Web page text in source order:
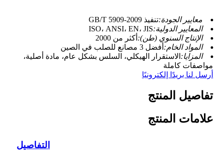
معايير الجودة:تنفيذ GB/T 5909-2009
المعايير الدولية:ISO، ANSI، EN، JIS
الإنتاج السنوي (طن): أكثر من 2000
المواد الخام: أفضل 3 مصانع للصلب في الصين
المزايا: الاستقرار الهيكلي، السلس بشكل عام، مادة أصلية،
مواصفات كاملة
أرسل لنا بريدًا إلكترونيًا
تفاصيل المنتج
علامات المنتج
التفاصيل